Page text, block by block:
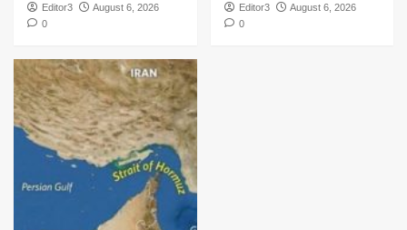
Editor3
August 6, 2026
0
Editor3
August 6, 2026
0